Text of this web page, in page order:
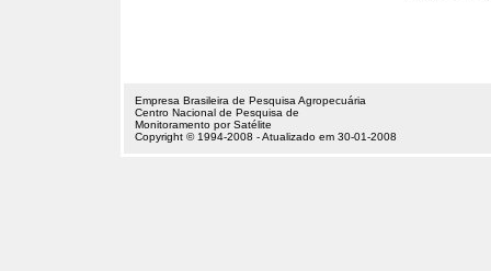
Empresa Brasileira de Pesquisa Agropecuária
Centro Nacional de Pesquisa de
Monitoramento por Satélite
Copyright © 1994-2008 - Atualizado em 30-01-2008